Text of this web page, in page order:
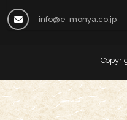
info@e-monya.co.jp